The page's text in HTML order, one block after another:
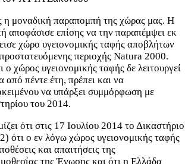
η μοναδική παραπομπή της χώρας μας. Η
αποφάσισε επίσης να την παραπέμψει εκ
χώρο υγειονομικής ταφής αποβλήτων
περιοχής Natura 2000.
χώρος υγειονομικής ταφής δε λειτουργεί
από πέντε έτη, πρέπει και να
να υπάρξει συμμόρφωση με
του 2014.
ότι στις 17 Ιουλίου 2014 το Δικαστήριο
ότι ο εν λόγω χώρος υγειονομικής ταφής
και απαιτήσεις της
της Ένωσης και ότι η Ελλάδα